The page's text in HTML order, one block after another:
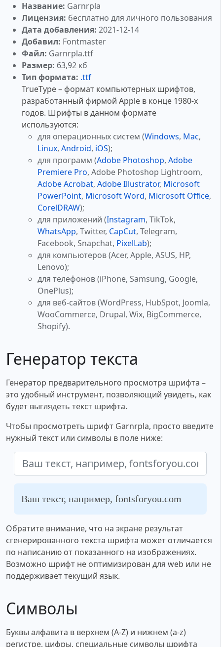
Название: Garnrpla
Лицензия: бесплатно для личного пользования
Дата добавления: 2021-12-14
Добавил: Fontmaster
Файл: Garnrpla.ttf
Размер: 63,92 кб
Тип формата: .ttf
TrueType – формат компьютерных шрифтов,
разработанный фирмой Apple в конце 1980-х
годов. Шрифты в данном формате
используются:
для операционных систем (Windows, Mac,
Linux, Android, iOS);
для программ (Adobe Photoshop, Adobe
Premiere Pro, Adobe Photoshop Lightroom,
Adobe Acrobat, Adobe Illustrator, Microsoft
PowerPoint, Microsoft Word, Microsoft Office,
CorelDRAW);
для приложений (Instagram, TikTok,
WhatsApp, Twitter, CapCut, Telegram,
Facebook, Snapchat, PixelLab);
для компьютеров (Acer, Apple, ASUS, HP,
Lenovo);
для телефонов (iPhone, Samsung, Google,
OnePlus);
для веб-сайтов (WordPress, HubSpot, Joomla,
WooCommerce, Drupal, Wix, BigCommerce,
Shopify).
Генератор текста
Генератор предварительного просмотра шрифта –
это удобный инструмент, позволяющий увидеть, как
будет выглядеть текст шрифта.
Чтобы просмотреть шрифт Garnrpla, просто введите
нужный текст или символы в поле ниже:
Ваш текст, например, fontsforyou.com
Обратите внимание, что на экране результат
сгенерированного текста шрифта может отличается
по написанию от показанного на изображениях.
Возможно шрифт не оптимизирован для web или не
поддерживает текущий язык.
Символы
Буквы алфавита в верхнем (A-Z) и нижнем (a-z)
регистре, цифры, специальные символы шрифта